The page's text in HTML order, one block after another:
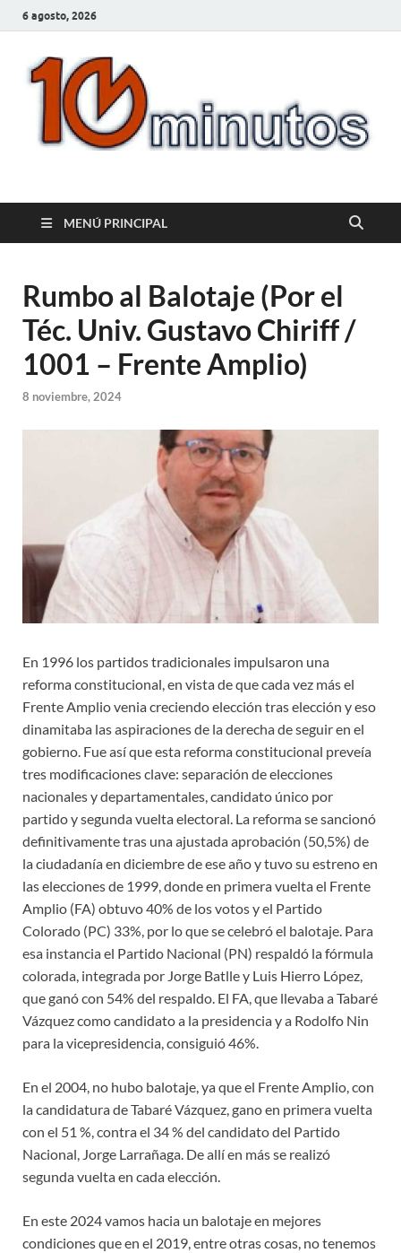
6 agosto, 2026
10minutos.com.uy
MENÚ PRINCIPAL
Rumbo al Balotaje (Por el
Téc. Univ. Gustavo Chiriff /
1001 – Frente Amplio)
8 noviembre, 2024
En 1996 los partidos tradicionales impulsaron una
reforma constitucional, en vista de que cada vez más el
Frente Amplio venia creciendo elección tras elección y eso
dinamitaba las aspiraciones de la derecha de seguir en el
gobierno. Fue así que esta reforma constitucional preveía
tres modificaciones clave: separación de elecciones
nacionales y departamentales, candidato único por
partido y segunda vuelta electoral. La reforma se sancionó
definitivamente tras una ajustada aprobación (50,5%) de
la ciudadanía en diciembre de ese año y tuvo su estreno en
las elecciones de 1999, donde en primera vuelta el Frente
Amplio (FA) obtuvo 40% de los votos y el Partido
Colorado (PC) 33%, por lo que se celebró el balotaje. Para
esa instancia el Partido Nacional (PN) respaldó la fórmula
colorada, integrada por Jorge Batlle y Luis Hierro López,
que ganó con 54% del respaldo. El FA, que llevaba a Tabaré
Vázquez como candidato a la presidencia y a Rodolfo Nin
para la vicepresidencia, consiguió 46%.
En el 2004, no hubo balotaje, ya que el Frente Amplio, con
la candidatura de Tabaré Vázquez, gano en primera vuelta
con el 51 %, contra el 34 % del candidato del Partido
Nacional, Jorge Larrañaga. De allí en más se realizó
segunda vuelta en cada elección.
En este 2024 vamos hacia un balotaje en mejores
condiciones que en el 2019, entre otras cosas, no tenemos